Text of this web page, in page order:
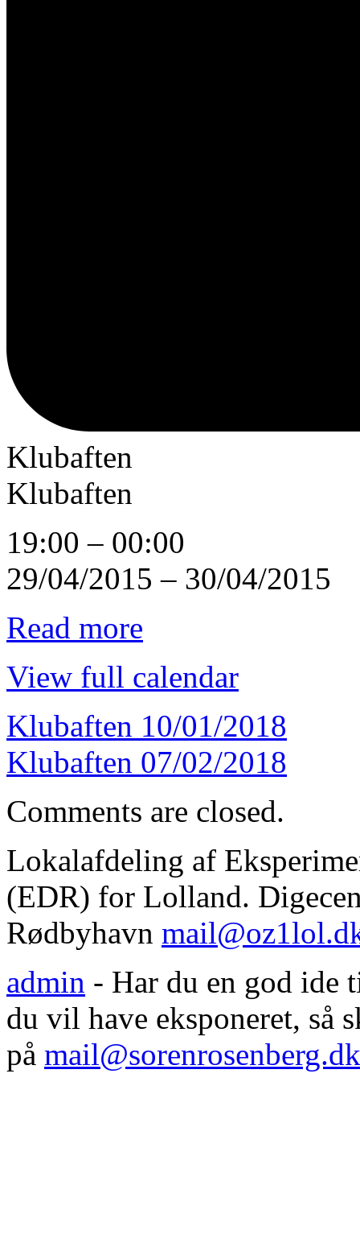
Klubaften
Klubaften
19:00 – 00:00
29/04/2015 – 30/04/2015
Read more
View full calendar
Klubaften 10/01/2018
Klubaften 07/02/2018
Comments are closed.
Lokalafdeling af
(EDR) for Lolland.
Rødbyhavn
admin - Har du en god ide
du vil have eksponeret, så
på mail@sorenrosenberg.dk